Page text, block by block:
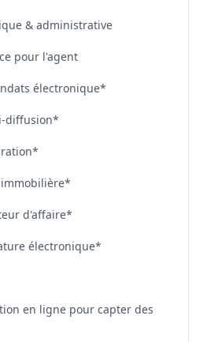
& administrative
pour l'agent
électronique*
diffusion*
d'affaire*
électronique*
en ligne pour capter des